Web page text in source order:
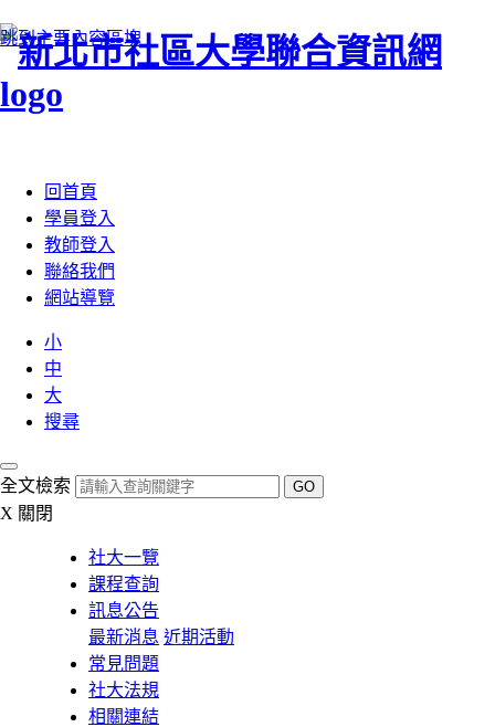
跳到主要內容區塊
回首頁
學員登入
教師登入
聯絡我們
網站導覽
小
中
大
搜尋
全文檢索 GO
X 關閉
社大一覽
課程查詢
訊息公告
最新消息 近期活動
常見問題
社大法規
相關連結